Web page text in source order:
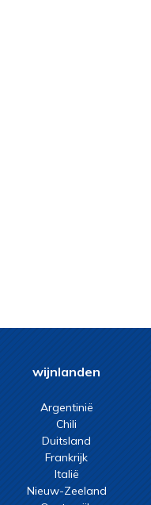
wijnlanden
Argentinië
Chili
Duitsland
Frankrijk
Italië
Nieuw-Zeeland